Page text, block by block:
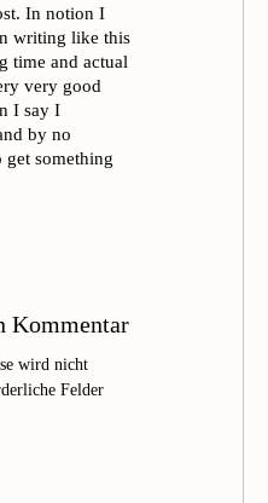
In notion I
writing like this
time and actual
very good
I say I
by no
get something
Kommentar
wird nicht
Felder